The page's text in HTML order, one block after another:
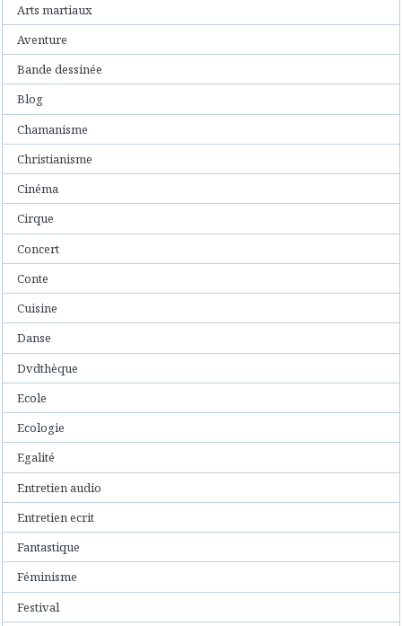
Arts martiaux
Aventure
Bande dessinée
Blog
Chamanisme
Christianisme
Cinéma
Cirque
Concert
Conte
Cuisine
Danse
Dvdthèque
Ecole
Ecologie
Egalité
Entretien audio
Entretien ecrit
Fantastique
Féminisme
Festival